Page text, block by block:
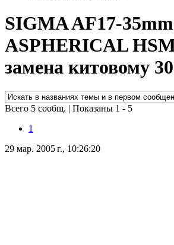
SIGMA AF17-
ASPHERICAL
замена китовому
Всего 5 сообщ. | Показаны 1 - 5
1
29 мар. 2005 г., 10:26:20